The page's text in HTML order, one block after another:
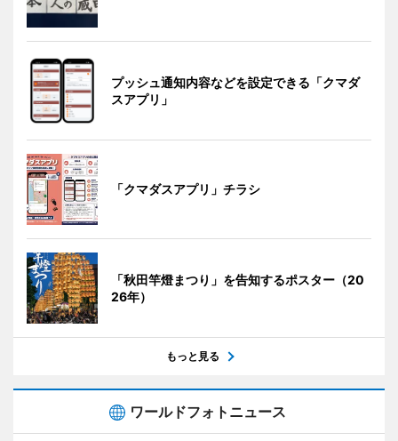
プッシュ通知内容などを設定できる「クマダ
スアプリ」
「クマダスアプリ」チラシ
「秋田竿燈まつり」を告知するポスター（20
26年）
もっと見る
ワールドフォトニュース